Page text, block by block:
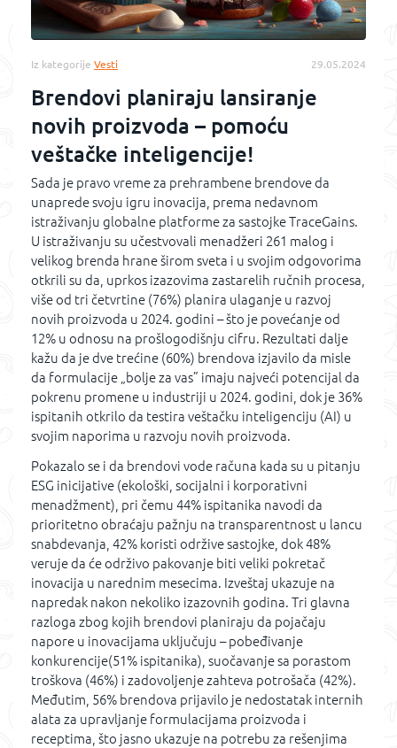
Iz kategorije Vesti 29.05.2024
Brendovi planiraju lansiranje
novih proizvoda – pomoću
veštačke inteligencije!
Sada je pravo vreme za prehrambene brendove da
unaprede svoju igru inovacija, prema nedavnom
istraživanju globalne platforme za sastojke TraceGains.
U istraživanju su učestvovali menadžeri 261 malog i
velikog brenda hrane širom sveta i u svojim odgovorima
otkrili su da, uprkos izazovima zastarelih ručnih procesa,
više od tri četvrtine (76%) planira ulaganje u razvoj
novih proizvoda u 2024. godini – što je povećanje od
12% u odnosu na prošlogodišnju cifru. Rezultati dalje
kažu da je dve trećine (60%) brendova izjavilo da misle
da formulacije „bolje za vas” imaju najveći potencijal da
pokrenu promene u industriji u 2024. godini, dok je 36%
ispitanih otkrilo da testira veštačku inteligenciju (AI) u
svojim naporima u razvoju novih proizvoda.
Pokazalo se i da brendovi vode računa kada su u pitanju
ESG inicijative (ekološki, socijalni i korporativni
menadžment), pri čemu 44% ispitanika navodi da
prioritetno obraćaju pažnju na transparentnost u lancu
snabdevanja, 42% koristi održive sastojke, dok 48%
veruje da će održivo pakovanje biti veliki pokretač
inovacija u narednim mesecima. Izveštaj ukazuje na
napredak nakon nekoliko izazovnih godina. Tri glavna
razloga zbog kojih brendovi planiraju da pojačaju
napore u inovacijama uključuju – pobeđivanje
konkurencije(51% ispitanika), suočavanje sa porastom
troškova (46%) i zadovoljenje zahteva potrošača (42%).
Međutim, 56% brendova prijavilo je nedostatak internih
alata za upravljanje formulacijama proizvoda i
receptima, što jasno ukazuje na potrebu za rešenjima